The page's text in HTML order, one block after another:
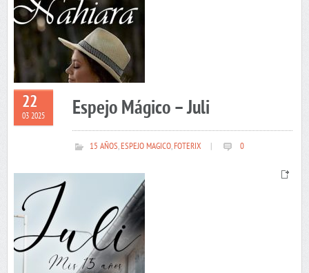
22
03 2025 Espejo Mágico – Juli
15 AÑOS,ESPEJO MAGICO,FOTERIX 0